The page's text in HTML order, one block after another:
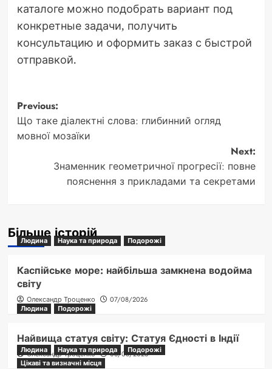
каталоге можно подобрать вариант под
конкретные задачи, получить
консультацию и оформить заказ с быстрой
отправкой.
Post
navigation
Previous:
Що таке діалектні слова: глибинний огляд
мовної мозаїки
Next:
Знаменник геометричної прогресії: повне
пояснення з прикладами та секретами
Більше історій
Людина Наука та природа Подорожі
Каспійське море: найбільша замкнена водойма
світу
Олександр Троценко
07/08/2026
Людина
Подорожі
Найвища статуя світу: Статуя Єдності в Індії
Олександр Троценко 06/08/2026
Людина Наука та природа
Подорожі
Цікаві та визначні місця